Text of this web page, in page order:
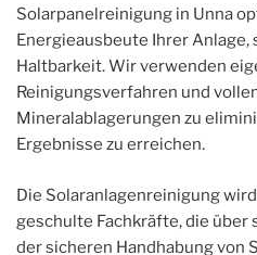
Solarpanelreinigung in Unna
Energieausbeute Ihrer
Haltbarkeit. Wir verwenden
Reinigungsverfahren und
Mineralablagerungen zu
Ergebnisse zu erreichen.
Die Solaranlagenreinigung
geschulte Fachkräfte, die über
der sicheren Handhabung von